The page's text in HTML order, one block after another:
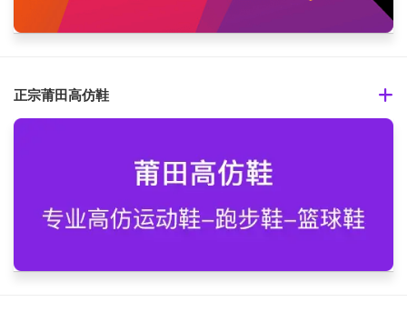
正宗莆田高仿鞋